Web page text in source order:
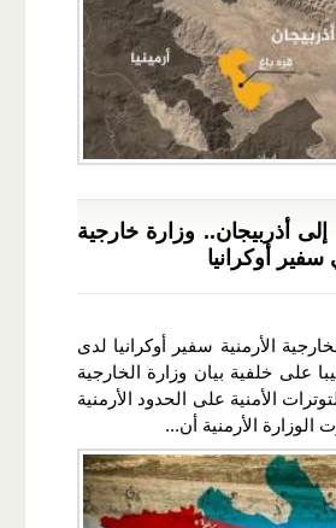
إلى أذربيجان.. وزارة خارجية
سفير أوكرانيا
الأرمنية سفير أوكرانيا لدى
على خلفية بيان وزارة الخارجية
الأمنية على الحدود الأرمنية
الوزارة الأرمنية أن...